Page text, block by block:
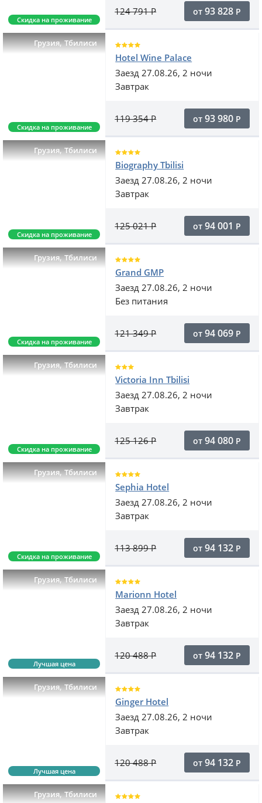
Скидка на проживание
124 791Р от 93 828 Р
Грузия,Тбилиси
Скидка на проживание
Hotel Wine Palace
Заезд 27.08.26, 2 ночи
Завтрак
119 354Р от 93 980 Р
Грузия,Тбилиси
Скидка на проживание
Biography Tbilisi
Заезд 27.08.26, 2 ночи
Завтрак
125 021Р от 94 001 Р
Грузия,Тбилиси
Скидка на проживание
Grand GMP
Заезд 27.08.26, 2 ночи
Без питания
121 349Р от 94 069 Р
Грузия,Тбилиси
Скидка на проживание
Victoria Inn Tbilisi
Заезд 27.08.26, 2 ночи
Завтрак
125 126Р от 94 080 Р
Грузия,Тбилиси
Скидка на проживание
Sephia Hotel
Заезд 27.08.26, 2 ночи
Завтрак
113 899Р от 94 132 Р
Грузия,Тбилиси
Лучшая цена
Marionn Hotel
Заезд 27.08.26, 2 ночи
Завтрак
120 488Р от 94 132 Р
Грузия,Тбилиси
Лучшая цена
Ginger Hotel
Заезд 27.08.26, 2 ночи
Завтрак
120 488Р от 94 132 Р
Грузия,Тбилиси